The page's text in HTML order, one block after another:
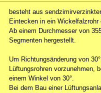
besteht aus
Eintecken in ein Wickelfalzrohr
Ab einem Durchmesser von
Segmenten hergestellt.
Um Richtungsänderung von
Lüftungsrohren vorzunehmen,
einem Winkel von 30°.
Bei dem Bau einer